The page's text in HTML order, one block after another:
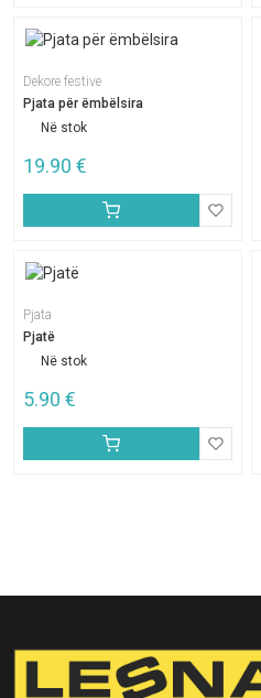
Dekore festive
Pjata për ëmbëlsira
Në stok
19.90 €
Pjata
Pjatë
Në stok
5.90 €